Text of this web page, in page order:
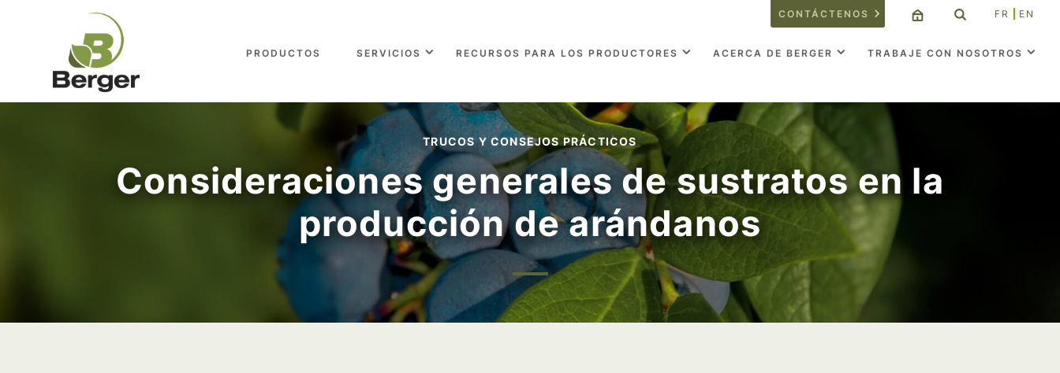
CONTÁCTENOS FR EN
PRODUCTOS SERVICIOS RECURSOS PARA LOS PRODUCTORES ACERCA DE BERGER TRABAJE CON NOSOTROS
TRUCOS Y CONSEJOS PRÁCTICOS
Consideraciones generales de sustratos en la
producción de arándanos